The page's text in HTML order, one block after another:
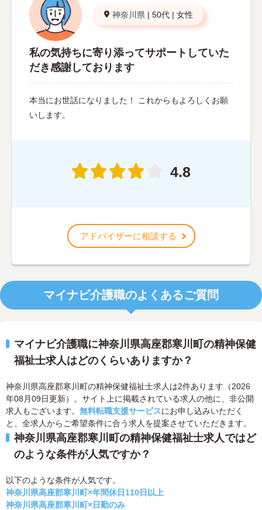
神奈川県 | 50代 | 女性
私の気持ちに寄り添ってサポートしていた
だき感謝しております
本当にお世話になりました！ これからもよろしくお願
いします。
4.8
アドバイザーに相談する
マイナビ介護職のよくあるご質問
マイナビ介護職に神奈川県高座郡寒川町の精神保健
福祉士求人はどのくらいありますか？
神奈川県高座郡寒川町の精神保健福祉士求人は2件あります（2026
年08月09日更新）。サイト上に掲載されている求人の他に、非公開
求人もございます。 無料転職支援サービスにお申し込みいただく
と、全求人からご希望条件に合う求人を提案させていただきます。
神奈川県高座郡寒川町の精神保健福祉士求人ではど
のような条件が人気ですか？
以下のような条件が人気です。
神奈川県高座郡寒川町×年間休日110日以上
神奈川県高座郡寒川町×日勤のみ